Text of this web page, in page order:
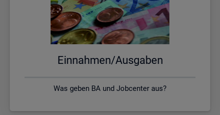
Ein­nah­men/Aus­ga­ben
Was geben BA und Jobcenter aus?